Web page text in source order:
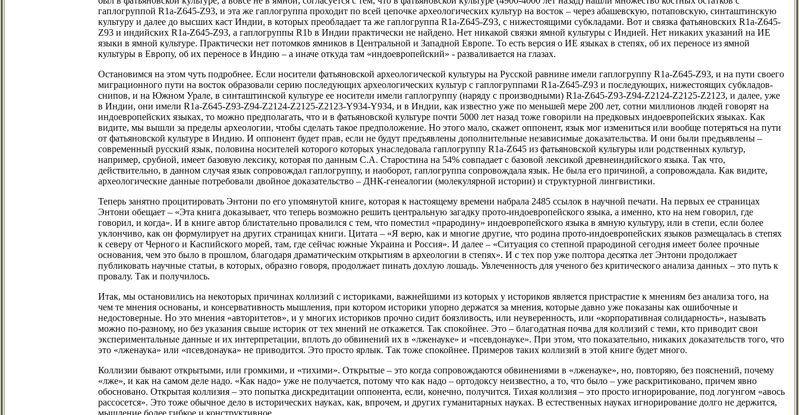
гаплогруппой R1a-Z645-Z93, и эта же гаплогруппа проходит по всей цепочке археологических культур на восток – через абашевскую, потаповскую, синташтинскую
культуру и далее до высших каст Индии, в которых преобладает та же гаплогруппа R1a-Z645-Z93, с нижестоящими субкладами. Вот и связка фатьяновских R1a-Z645-
Z93 и индийских R1a-Z645-Z93, а гаплогруппы R1b в Индии практически не найдено. Нет никакой связки ямной культуры с Индией. Нет никаких указаний на ИЕ
языки в ямной культуре. Практически нет потомков ямников в Центральной и Западной Европе. То есть версия о ИЕ языках в степях, об их переносе из ямной
культуры в Европу, об их переносе в Индию – а иначе откуда там «индоевропейский» - разваливается на глазах.
Остановимся на этом чуть подробнее. Если носители фатьяновской археологической культуры на Русской равнине имели гаплогруппу R1a-Z645-Z93, и на пути своего
миграционного пути на восток образовали серию последующих археологических культур с гаплогруппами R1a-Z645-Z93 и последующих, нижестоящих субкладов-
снипов, и на Южном Урале, в синташтинской культуре ее носители имели гаплогруппу (наряду с производными) R1a-Z645-Z93-Z94-Z2124-Z2125-Z2123, и далее, уже
в Индии, они имели R1a-Z645-Z93-Z94-Z2124-Z2125-Z2123-Y934-Y934, и в Индии, как известно уже по меньшей мере 200 лет, сотни миллионов людей говорят на
индоевропейских языках, то можно предполагать, что и в фатьяновской культуре почти 5000 лет назад тоже говорили на предковых индоевропейских языках. Как
видите, мы вышли за пределы археологии, чтобы сделать такое предположение. Но этого мало, скажет оппонент, язык мог измениться или вообще потеряться на пути
от фатьяновской культуре в Индию. И оппонент будет прав, если не будут предъявлены дополнительные независимые доказательства. И они были предъявлены –
современный русский язык, половина носителей которого которых унаследовала гаплогруппу R1a-Z645 из фатьяновской культуры или родственных культур,
например, срубной, имеет базовую лексику, которая по данным С.А. Старостина на 54% совпадает с базовой лексикой древнеиндийского языка. Так что,
действительно, в данном случая язык сопровождал гаплогруппу, и наоборот, гаплогруппа сопровождала язык. Не была его причиной, а сопровождала. Как видите,
археологические данные потребовали двойное доказательство – ДНК-генеалогии (молекулярной истории) и структурной лингвистики.
Теперь занятно процитировать Энтони по его упомянутой книге, которая к настоящему времени набрала 2485 ссылок в научной печати. На первых ее страницах
Энтони обещает – «Эта книга доказывает, что теперь возможно решить центральную загадку прото-индоевропейского языка, а именно, кто на нем говорил, где
говорил, и когда». И в книге автор блистательно провалился с тем, что поместил «прародину» индоевропейского языка в ямную культуру, или в степи, если более
уклончиво, как он формулирует на других страницах книги. Цитата – «Я верю, как и многие другие, что родина прото-индоевропейских языков размещалась в степях
к северу от Черного и Каспийского морей, там, где сейчас южные Украина и Россия». И далее – «Ситуация со степной прародиной сегодня имеет более прочные
основания, чем это было в прошлом, благодаря драматическим открытиям в археологии в степях». И с тех пор уже полтора десятка лет Энтони продолжает
публиковать научные статьи, в которых, образно говоря, продолжает пинать дохлую лошадь. Увлеченность для ученого без критического анализа данных – это путь к
провалу. Так и получилось.
Итак, мы остановились на некоторых причинах коллизий с историками, важнейшими из которых у историков является пристрастие к мнениям без анализа того, на
чем те мнения основаны, и консервативность мышления, при котором историки упорно держатся за мнения, которые давно уже показаны как ошибочные и
недостоверные. Но это мнения «авторитетов», и у многих историков прочно сидит боязливость, или неуверенность, или «корпоративная солидарность», называть
можно по-разному, но без указания свыше историк от тех мнений не откажется. Так спокойнее. Это – благодатная почва для коллизий с теми, кто приводит свои
экспериментальные данные и их интерпретации, вплоть до обвинений их в «лженауке» и «псевдонауке». При этом, что показательно, никаких доказательств того, что
это «лженаука» или «псевдонаука» не приводится. Это просто ярлык. Так тоже спокойнее. Примеров таких коллизий в этой книге будет много.
Коллизии бывают открытыми, или громкими, и «тихими». Открытые – это когда сопровождаются обвинениями в «лженауке», но, повторяю, без пояснений, почему
«лже», и как на самом деле надо. «Как надо» уже не получается, потому что как надо – ортодоксу неизвестно, а то, что было – уже раскритиковано, причем явно
обосновано. Открытая коллизия – это попытка дискредитации оппонента, если, конечно, получится. Тихая коллизия – это просто игнорирование, под логунгом «авось
рассосется». Это тоже обычное дело в исторических науках, как, впрочем, и других гуманитарных науках. В естественных науках игнорирование долго не держится,
мышление более гибкое и конструктивное.